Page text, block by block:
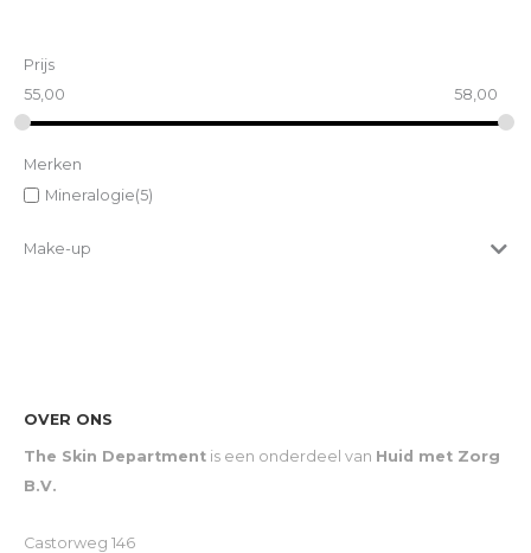
Prijs
55,00
58,00
Merken
Mineralogie(5)
Make-up
OVER ONS
The Skin Department is een onderdeel van Huid met Zorg
B.V.
Castorweg 146